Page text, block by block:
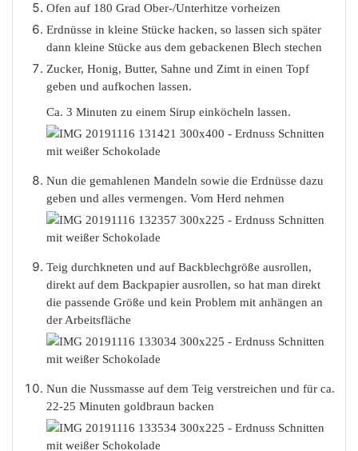
Ofen auf 180 Grad Ober-/Unterhitze vorheizen
Erdnüsse in kleine Stücke hacken, so lassen sich später
dann kleine Stücke aus dem gebackenen Blech stechen
Zucker, Honig, Butter, Sahne und Zimt in einen Topf
geben und aufkochen lassen.
Ca. 3 Minuten zu einem Sirup einköcheln lassen.
Nun die gemahlenen Mandeln sowie die Erdnüsse dazu
geben und alles vermengen. Vom Herd nehmen
Teig durchkneten und auf Backblechgröße ausrollen,
direkt auf dem Backpapier ausrollen, so hat man direkt
die passende Größe und kein Problem mit anhängen an
der Arbeitsfläche
Nun die Nussmasse auf dem Teig verstreichen und für ca.
22-25 Minuten goldbraun backen